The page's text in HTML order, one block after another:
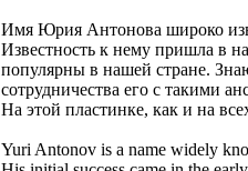
Имя Юрия Антонова широко
Известность к нему пришла в
популярны в нашей стране.
сотрудничества его с такими
На этой пластинке, как и на
Yuri Antonov is a name widely